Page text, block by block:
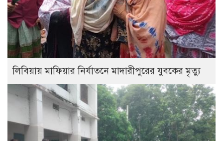
লিবিয়ায় মাফিয়ার নির্যাতনে মাদারীপুরের যুবকের মৃত্যু